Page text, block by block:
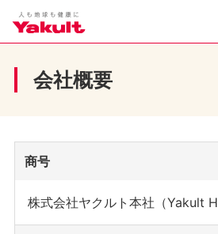
会社概要
商号
株式会社ヤクルト本社（Yakult